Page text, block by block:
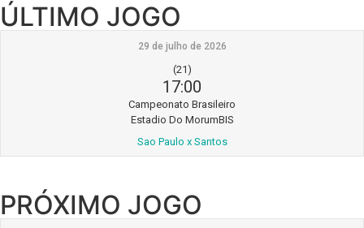
ÚLTIMO JOGO
29 de julho de 2026
(21)
17:00
Campeonato Brasileiro
Estadio Do MorumBIS
Sao Paulo x Santos
PRÓXIMO JOGO